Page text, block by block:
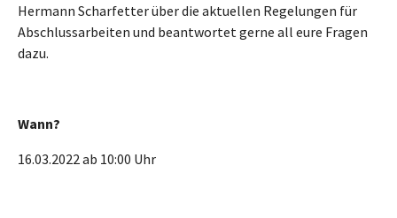
Hermann Scharfetter über die aktuellen Regelungen für
Abschlussarbeiten und beantwortet gerne all eure Fragen
dazu.
Wann?
16.03.2022 ab 10:00 Uhr